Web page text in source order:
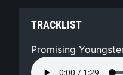
TRACKLIST
Promising